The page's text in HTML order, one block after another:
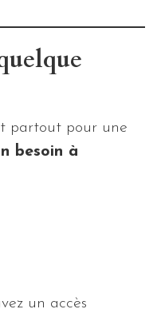
partout pour une
besoin à
un accès